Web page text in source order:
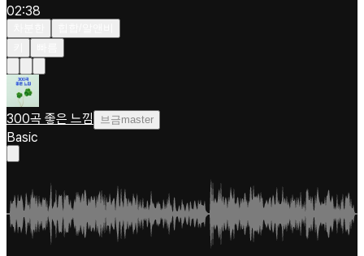
02:38
300곡 좋은 느낌 브금master
Basic